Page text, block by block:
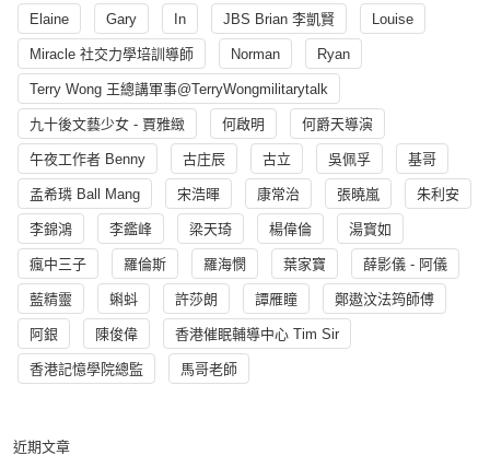
Elaine Gary In JBS Brian 李凱賢 Louise
Miracle 社交力學培訓導師 Norman Ryan
Terry Wong 王總講軍事@TerryWongmilitarytalk
九十後文藝少女 - 賈雅緻 何啟明 何爵天導演
午夜工作者 Benny 古庄辰 古立 吳佩孚 基哥
孟希璘 Ball Mang 宋浩暉 康常治 張曉嵐 朱利安
李錦鴻 李鑑峰 梁天琦 楊偉倫 湯寳如
瘋中三子 羅倫斯 羅海憫 葉家寶 薛影儀 - 阿儀
藍精靈 蝌蚪 許莎朗 譚雁瞳 鄭遨汶法筠師傅
阿銀 陳俊偉 香港催眠輔導中心 Tim Sir
香港記憶學院總監 馬哥老師
近期文章